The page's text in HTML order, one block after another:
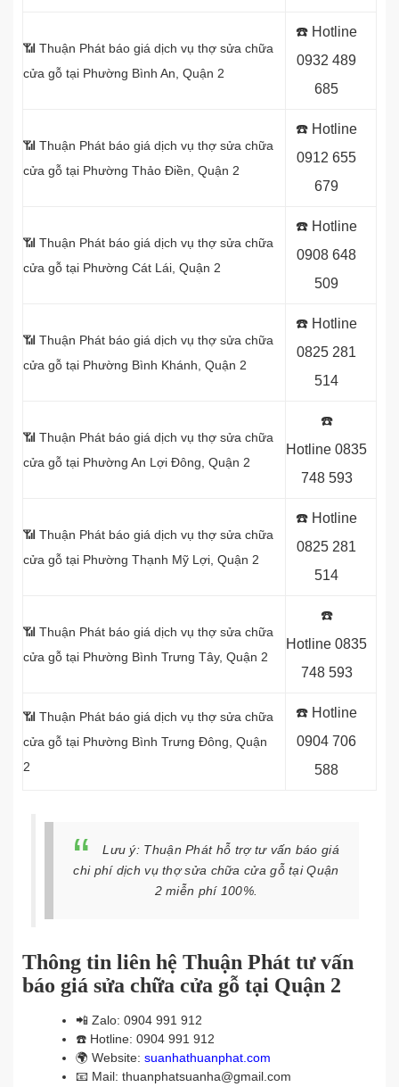
📶 Thuận Phát báo giá dịch vụ thợ sửa chữa
cửa gỗ tại Phường Bình An, Quận 2
☎️ Hotline
0932 489
685
📶 Thuận Phát báo giá dịch vụ thợ sửa chữa
cửa gỗ tại Phường Thảo Điền, Quận 2
☎️ Hotline
0912 655
679
📶 Thuận Phát báo giá dịch vụ thợ sửa chữa
cửa gỗ tại Phường Cát Lái, Quận 2
☎️ Hotline
0908 648
509
📶 Thuận Phát báo giá dịch vụ thợ sửa chữa
cửa gỗ tại Phường Bình Khánh, Quận 2
☎️ Hotline
0825 281
514
📶 Thuận Phát báo giá dịch vụ thợ sửa chữa
cửa gỗ tại Phường An Lợi Đông, Quận 2
☎️
Hotline 0835
748 593
📶 Thuận Phát báo giá dịch vụ thợ sửa chữa
cửa gỗ tại Phường Thạnh Mỹ Lợi, Quận 2
☎️ Hotline
0825 281
514
📶 Thuận Phát báo giá dịch vụ thợ sửa chữa
cửa gỗ tại Phường Bình Trưng Tây, Quận 2
☎️
Hotline 0835
748 593
📶 Thuận Phát báo giá dịch vụ thợ sửa chữa
cửa gỗ tại Phường Bình Trưng Đông, Quận
2
☎️ Hotline
0904 706
588
Lưu ý: Thuận Phát hỗ trợ tư vấn báo giá
chi phí dịch vụ thợ sửa chữa cửa gỗ tại Quận
2 miễn phí 100%.
Thông tin liên hệ Thuận Phát tư vấn
báo giá sửa chữa cửa gỗ tại Quận 2
📲 Zalo: 0904 991 912
☎️ Hotline: 0904 991 912
🌍 Website: suanhathuanphat.com
📧 Mail: thuanphatsuanha@gmail.com